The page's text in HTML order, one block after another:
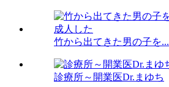
竹から出てきた男の子を...
診療所～開業医Dr.まゆち